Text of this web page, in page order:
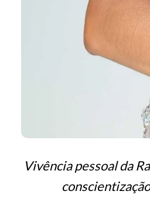
Vivência pessoal da